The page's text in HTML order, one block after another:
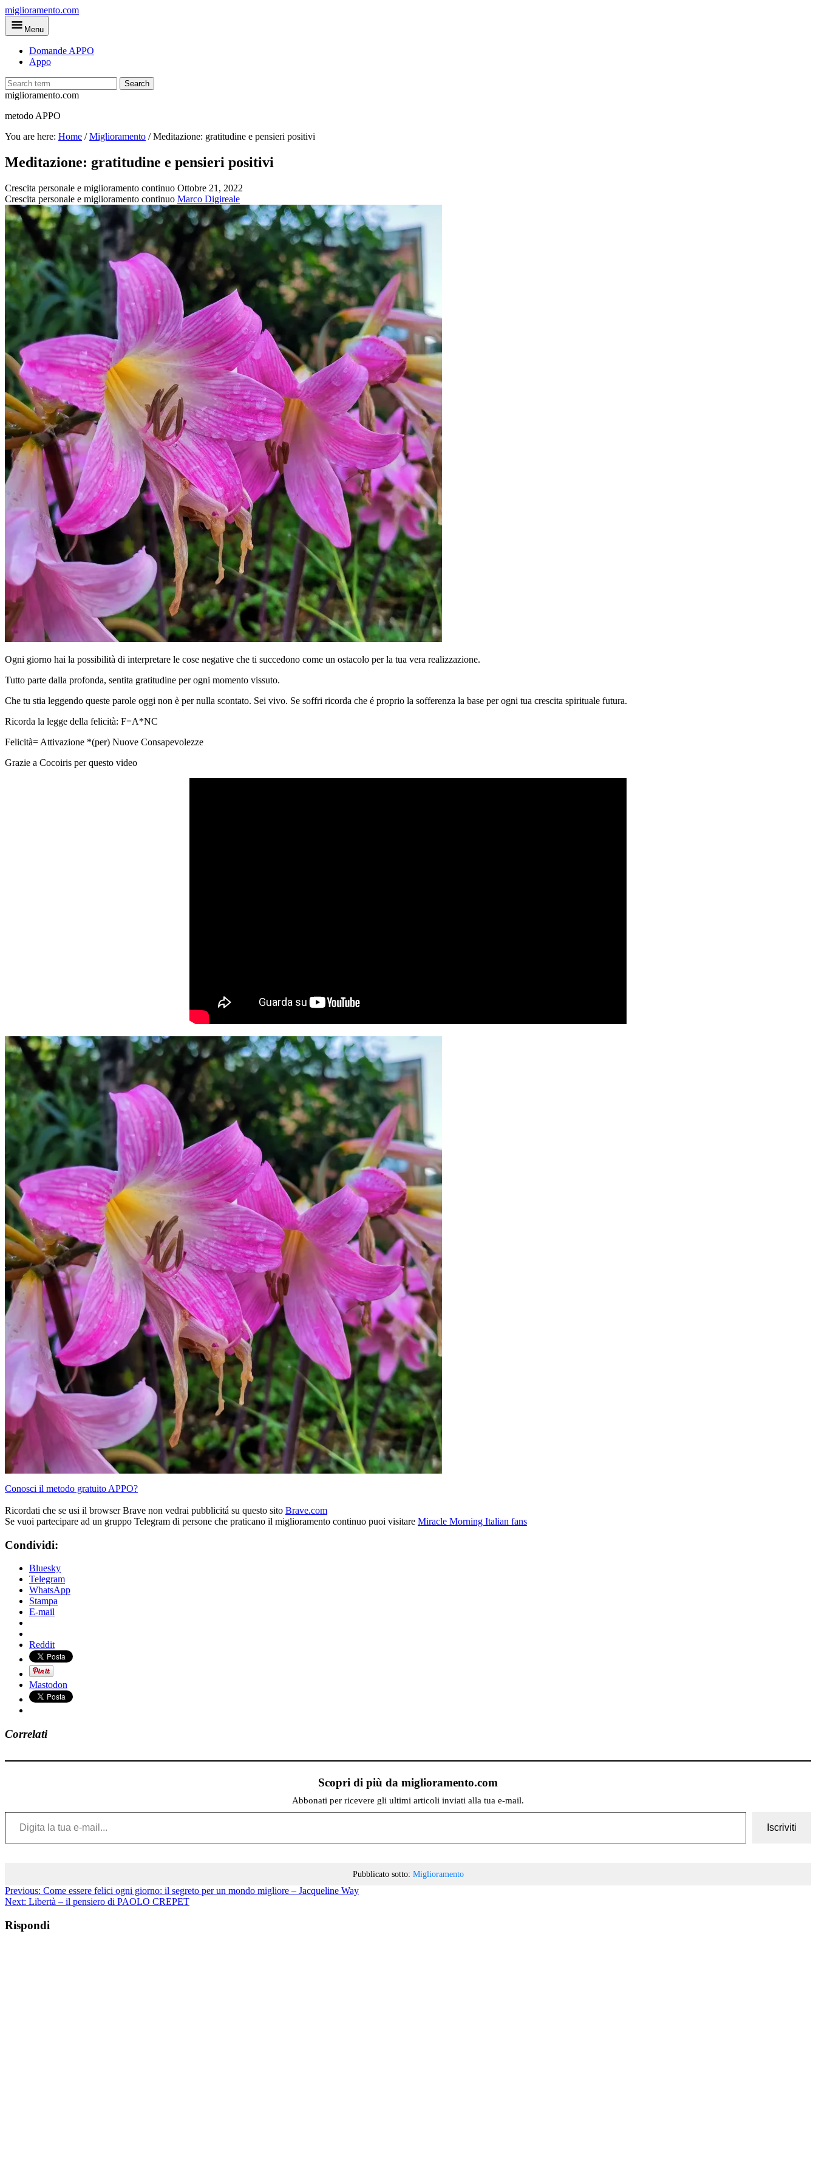
Skip
to
main
miglioramento.com
Menu
Domande APPO
Appo
Search
miglioramento.com
metodo APPO
You are here: Home /Miglioramento /Meditazione: gratitudine e pensieri positivi
Meditazione: gratitudine e pensieri positivi
Crescita personale e miglioramento continuo Ottobre 21, 2022
Crescita personale e miglioramento continuo Marco Digireale
Ogni giorno hai la possibilità di interpretare le cose negative che ti succedono come un ostacolo per la tua vera realizzazione.
Tutto parte dalla profonda, sentita gratitudine per ogni momento vissuto.
Che tu stia leggendo queste parole oggi non è per nulla scontato. Sei vivo. Se soffri ricorda che é proprio la sofferenza la base per ogni tua crescita spirituale futura.
Ricorda la legge della felicità: F=A*NC
Felicità= Attivazione *(per) Nuove Consapevolezze
Grazie a Cocoiris per questo video
Conosci il metodo gratuito APPO?
Ricordati che se usi il browser Brave non vedrai pubblicitá su questo sito Brave.com
Se vuoi partecipare ad un gruppo Telegram di persone che praticano il miglioramento continuo puoi visitare Miracle Morning Italian fans
Condividi:
Bluesky
Telegram
WhatsApp
Stampa
E-mail
Reddit
Mastodon
Correlati
Scopri di più da miglioramento.com
Abbonati per ricevere gli ultimi articoli inviati alla tua e-mail.
Digita la tua e-mail...
Iscriviti
Pubblicato sotto: Miglioramento
Previous: Come essere felici ogni giorno: il segreto per un mondo migliore – Jacqueline Way
Next: Libertà – il pensiero di PAOLO CREPET
Rispondi